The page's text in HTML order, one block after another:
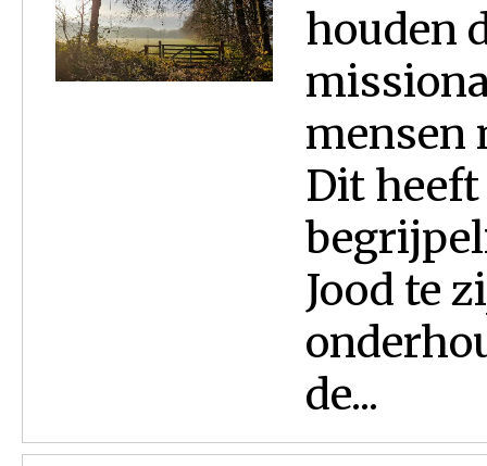
houden
mensen
Dit heeft
Jood te
de...